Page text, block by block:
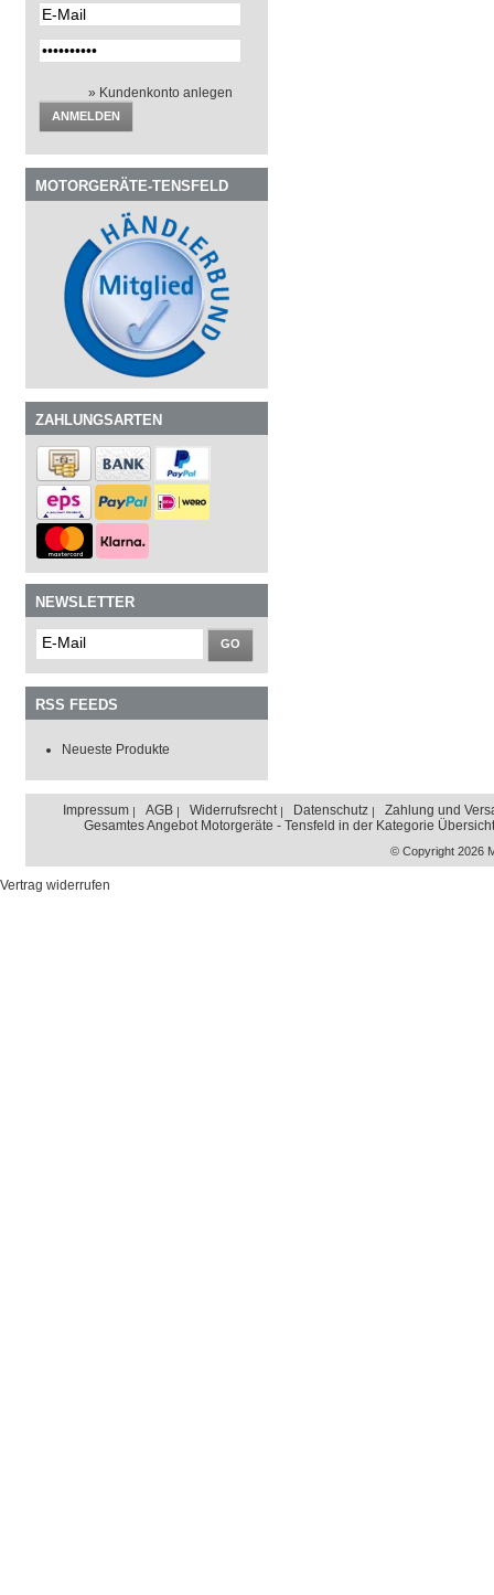
» Kundenkonto anlegen
ANMELDEN
MOTORGERÄTE-TENSFELD
ZAHLUNGSARTEN
NEWSLETTER
GO
RSS FEEDS
Neueste Produkte
Impressum AGB Widerrufsrecht Datenschutz
Zahlung und
Gesamtes Angebot Motorgeräte - Tensfeld in der Kategorie Übersicht
© Copyright 2026
Vertrag widerrufen